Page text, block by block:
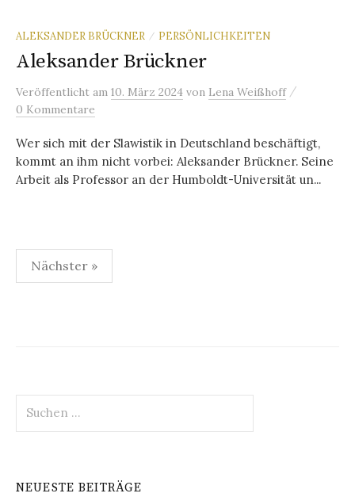
ALEKSANDER BRÜCKNER / PERSÖNLICHKEITEN
Aleksander Brückner
Veröffentlicht am 10. März 2024 von Lena Weißhoff /
0 Kommentare
Wer sich mit der Slawistik in Deutschland beschäftigt,
kommt an ihm nicht vorbei: Aleksander Brückner. Seine
Arbeit als Professor an der Humboldt-Universität un...
Seitennummerierung
der
Nächster »
nach:
NEUESTE BEITRÄGE